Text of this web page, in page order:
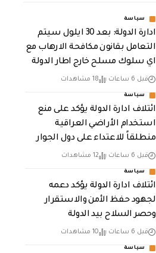
سياسة
ادارة الدولة: بعد 30 ايلول سيتم
التعامل بقانون مكافحة الارهاب مع
اي سلوك مسلح خارج اطار الدولة
قبل 6 ساعات 18 مشاهدات
سياسة
ائتلاف ادارة الدولة يؤكد على منع
استخدام الأراضي العراقية
منطلقاً للاعتداء على دول الجوار
قبل 6 ساعات 12 مشاهدات
سياسة
ائتلاف ادارة الدولة يؤكد دعمه
لجهود حفظ الأمن والاستقرار
وحصر السلاح بيد الدولة
قبل 6 ساعات 10 مشاهدات
سياسة